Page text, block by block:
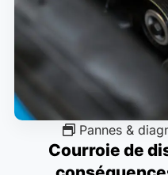
Pannes &
Courroie de